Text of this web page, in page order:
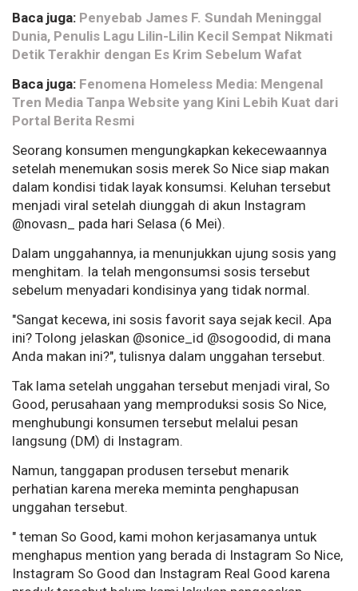
Baca juga: Penyebab James F. Sundah Meninggal
Dunia, Penulis Lagu Lilin-Lilin Kecil Sempat Nikmati
Detik Terakhir dengan Es Krim Sebelum Wafat
Baca juga: Fenomena Homeless Media: Mengenal
Tren Media Tanpa Website yang Kini Lebih Kuat dari
Portal Berita Resmi
Seorang konsumen mengungkapkan kekecewaannya
setelah menemukan sosis merek So Nice siap makan
dalam kondisi tidak layak konsumsi. Keluhan tersebut
menjadi viral setelah diunggah di akun Instagram
@novasn_ pada hari Selasa (6 Mei).
Dalam unggahannya, ia menunjukkan ujung sosis yang
menghitam. Ia telah mengonsumsi sosis tersebut
sebelum menyadari kondisinya yang tidak normal.
"Sangat kecewa, ini sosis favorit saya sejak kecil. Apa
ini? Tolong jelaskan @sonice_id @sogoodid, di mana
Anda makan ini?", tulisnya dalam unggahan tersebut.
Tak lama setelah unggahan tersebut menjadi viral, So
Good, perusahaan yang memproduksi sosis So Nice,
menghubungi konsumen tersebut melalui pesan
langsung (DM) di Instagram.
Namun, tanggapan produsen tersebut menarik
perhatian karena mereka meminta penghapusan
unggahan tersebut.
" teman So Good, kami mohon kerjasamanya untuk
menghapus mention yang berada di Instagram So Nice,
Instagram So Good dan Instagram Real Good karena